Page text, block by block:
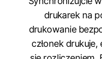
drukarek na
drukowanie
członek